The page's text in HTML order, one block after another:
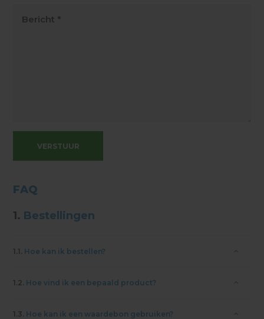
VERSTUUR
FAQ
1. Bestellingen
1.1. Hoe kan ik bestellen?
1.2. Hoe vind ik een bepaald product?
1.3. Hoe kan ik een waardebon gebruiken?